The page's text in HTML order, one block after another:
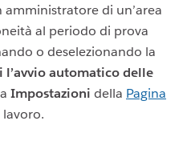
di un’area
al periodo di prova
o deselezionando la
l’avvio automatico delle
Impostazioni della Pagina
lavoro.